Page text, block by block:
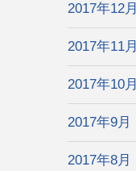
2017年12月
2017年11月
2017年10月
2017年9月
2017年8月